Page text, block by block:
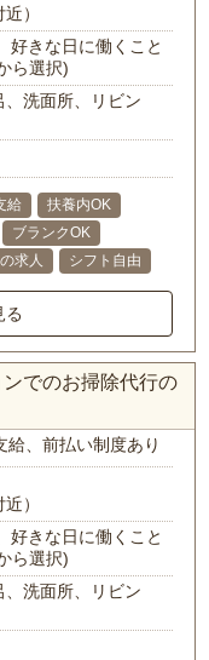
）
好きな日に働くこと
ら選択)
洗面所、リビン
給
扶養内OK
ブランクOK
求人 シフト自由
る
でのお掃除代行の
給、前払い制度あり
）
好きな日に働くこと
ら選択)
洗面所、リビン